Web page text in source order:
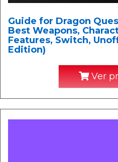
Guide for Dragon
Best Weapons,
Features, Switch,
Edition)
Ver